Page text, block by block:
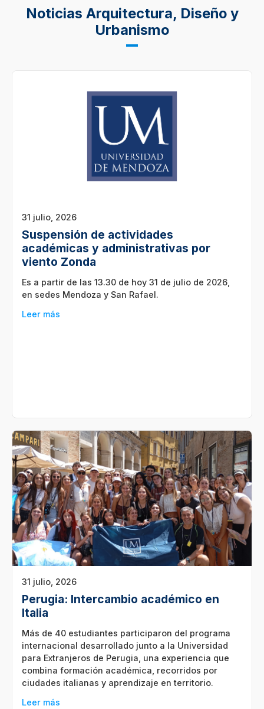
Noticias Arquitectura, Diseño y
Urbanismo
31 julio, 2026
Suspensión de actividades
académicas y administrativas por
viento Zonda
Es a partir de las 13.30 de hoy 31 de julio de 2026,
en sedes Mendoza y San Rafael.
Leer más
31 julio, 2026
Perugia: Intercambio académico en
Italia
Más de 40 estudiantes participaron del programa
internacional desarrollado junto a la Universidad
para Extranjeros de Perugia, una experiencia que
combina formación académica, recorridos por
ciudades italianas y aprendizaje en territorio.
Leer más